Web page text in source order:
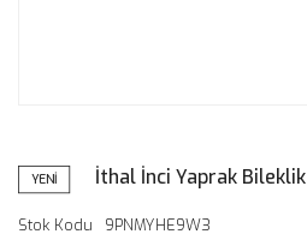
YENİ İthal İnci Yaprak Bileklik
Stok Kodu 9PNMYHE9W3